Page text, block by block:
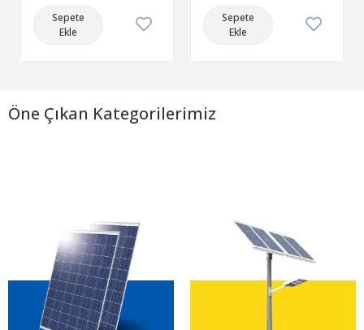
Sepete
Ekle
Sepete
Ekle
Öne Çıkan Kategorilerimiz